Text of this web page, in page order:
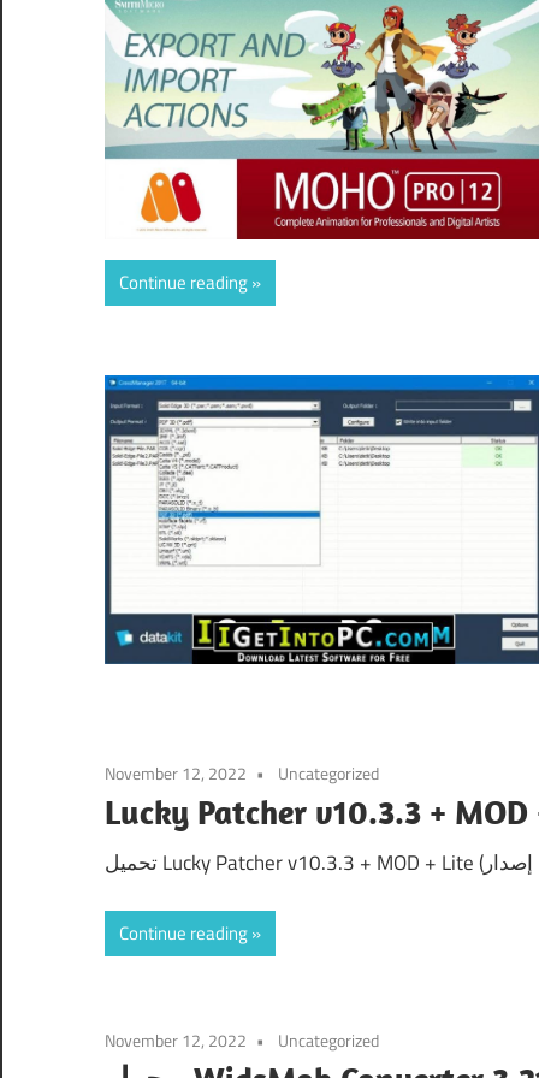
Continue reading
November 12, 2022 Uncategorized
Continue reading
November 12, 2022 Uncategorized